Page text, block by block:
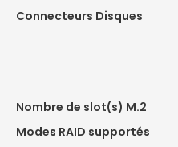
Connecteurs Disques
Nombre de slot(s) M.2
Modes RAID supportés